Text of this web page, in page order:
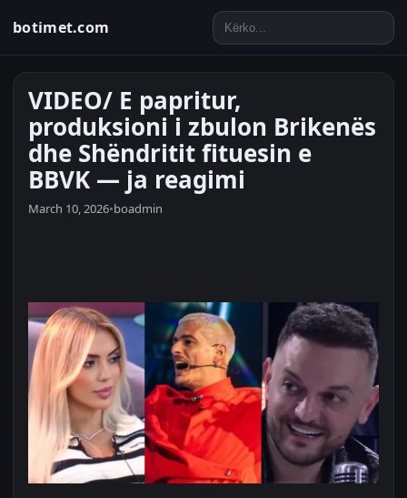
botimet.com
VIDEO/ E papritur,
produksioni i zbulon Brikenës
dhe Shëndritit fituesin e
BBVK — ja reagimi
March 10, 2026•boadmin